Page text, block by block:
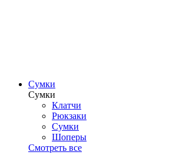
Сумки
Сумки
Клатчи
Рюкзаки
Сумки
Шоперы
Смотреть все